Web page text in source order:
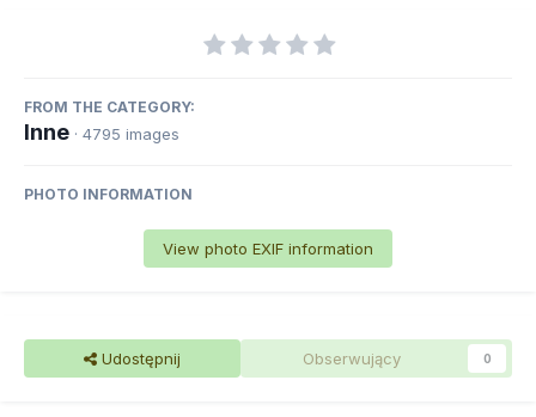
FROM THE CATEGORY:
Inne · 4795 images
PHOTO INFORMATION
View photo EXIF information
Udostępnij Obserwujący 0